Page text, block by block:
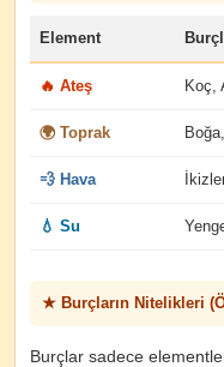
Element
🔥 Ateş Koç,
🌍 Toprak
💨 Hava
💧 Su
★ Burçların Nitelikleri
Burçlar sadece